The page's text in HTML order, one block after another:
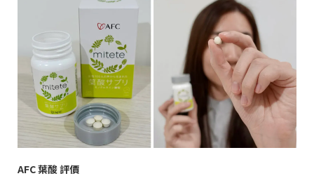
AFC葉酸評價